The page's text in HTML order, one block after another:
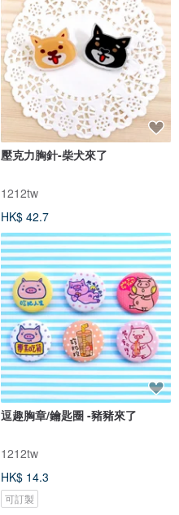
壓克力胸針-柴犬來了
1212tw
HK$ 42.7
逗趣胸章/鑰匙圈 -豬豬來了
1212tw
HK$ 14.3
可訂製